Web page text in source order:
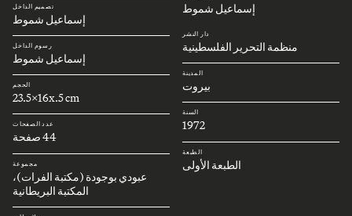
إسماعيل شموط
دار النشر
منظمة التحرير الفلسطينية
المدينة
بيروت
السنة
1972
الطبعة
الطبعة الأولى
تصميم الداخل
إسماعيل شموط
رسوم الداخل
إسماعيل شموط
الحجم
23.5x16x.5 cm
عدد الصفحات
44 صفحة
مجموعة
عبودي بوجودة (مكتبة الفرات)،
المكتبة البريطانية